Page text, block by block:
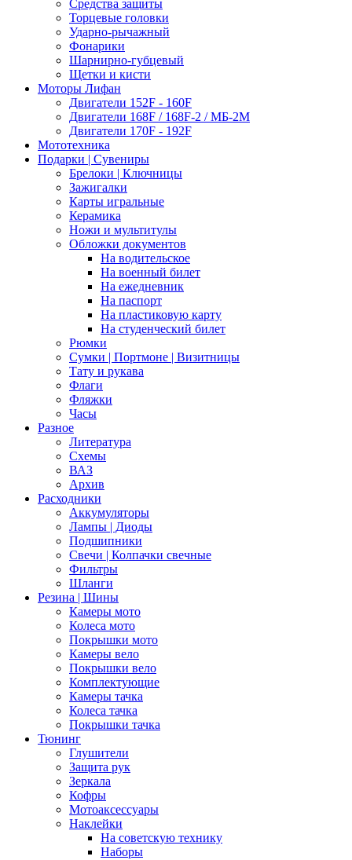
Средства защиты
Торцевые головки
Ударно-рычажный
Фонарики
Шарнирно-губцевый
Щетки и кисти
Моторы Лифан
Двигатели 152F - 160F
Двигатели 168F / 168F-2 / МБ-2М
Двигатели 170F - 192F
Мототехника
Подарки | Сувениры
Брелоки | Ключницы
Зажигалки
Карты игральные
Керамика
Ножи и мультитулы
Обложки документов
На водительское
На военный билет
На ежедневник
На паспорт
На пластиковую карту
На студенческий билет
Рюмки
Сумки | Портмоне | Визитницы
Тату и рукава
Флаги
Фляжки
Часы
Разное
Литература
Схемы
ВАЗ
Архив
Расходники
Аккумуляторы
Лампы | Диоды
Подшипники
Свечи | Колпачки свечные
Фильтры
Шланги
Резина | Шины
Камеры мото
Колеса мото
Покрышки мото
Камеры вело
Покрышки вело
Комплектующие
Камеры тачка
Колеса тачка
Покрышки тачка
Тюнинг
Глушители
Защита рук
Зеркала
Кофры
Мотоаксессуары
Наклейки
На советскую технику
Наборы